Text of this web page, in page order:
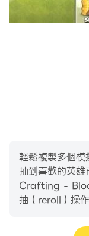
輕鬆複製多個
抽到喜歡的英
Crafting -
抽（reroll）操